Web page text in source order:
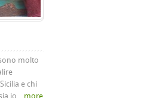
molto
e chi
io ...more